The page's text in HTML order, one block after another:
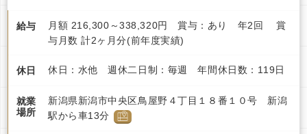
給与
月額 216,300～338,320円 賞与：あり 年2回 賞
与月数 計2ヶ月分(前年度実績)
休日 休日：水他 週休二日制：毎週 年間休日数：119日
就業
場所
新潟県新潟市中央区鳥屋野４丁目１８番１０号 新潟
駅から車13分